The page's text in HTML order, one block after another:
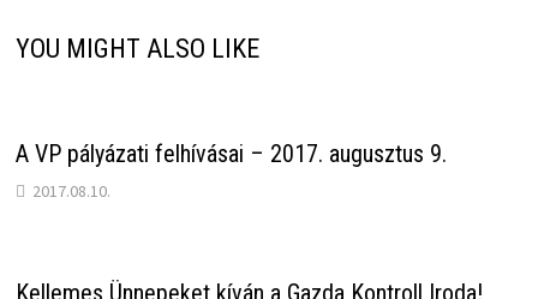
YOU MIGHT ALSO LIKE
A VP pályázati felhívásai – 2017. augusztus 9.
2017.08.10.